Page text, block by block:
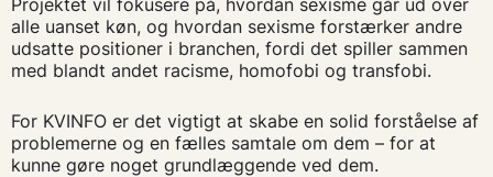
Projektet vil fokusere på, hvordan sexisme går ud over
alle uanset køn, og hvordan sexisme forstærker andre
udsatte positioner i branchen, fordi det spiller sammen
med blandt andet racisme, homofobi og transfobi.
For KVINFO er det vigtigt at skabe en solid forståelse af
problemerne og en fælles samtale om dem – for at
kunne gøre noget grundlæggende ved dem.